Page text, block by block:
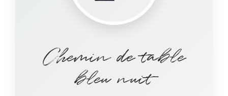
Chemin de table
bleu nuit